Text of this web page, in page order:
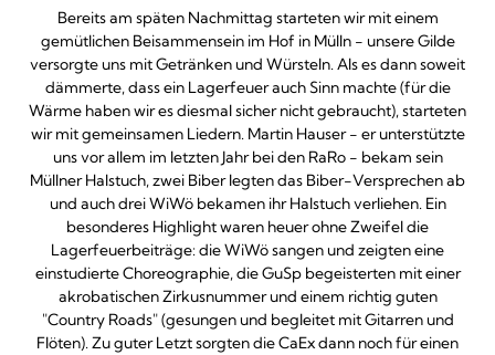
Bereits am späten Nachmittag starteten wir mit einem
gemütlichen Beisammensein im Hof in Mülln - unsere Gilde
versorgte uns mit Getränken und Würsteln. Als es dann soweit
dämmerte, dass ein Lagerfeuer auch Sinn machte (für die
Wärme haben wir es diesmal sicher nicht gebraucht), starteten
wir mit gemeinsamen Liedern. Martin Hauser - er unterstützte
uns vor allem im letzten Jahr bei den RaRo - bekam sein
Müllner Halstuch, zwei Biber legten das Biber-Versprechen ab
und auch drei WiWö bekamen ihr Halstuch verliehen. Ein
besonderes Highlight waren heuer ohne Zweifel die
Lagerfeuerbeiträge: die WiWö sangen und zeigten eine
einstudierte Choreographie, die GuSp begeisterten mit einer
akrobatischen Zirkusnummer und einem richtig guten
"Country Roads" (gesungen und begleitet mit Gitarren und
Flöten). Zu guter Letzt sorgten die CaEx dann noch für einen